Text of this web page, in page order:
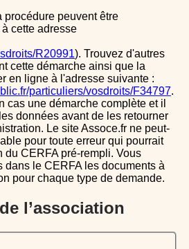
cette adresse
R20991). Trouvez d'autres
cette démarche ainsi que la
en ligne à l'adresse suivante :
particuliers/vosdroits/F34797.
cas une démarche complète et il
données avant de les retourner
Le site Assoce.fr ne peut-
pour toute erreur qui pourrait
CERFA pré-rempli. Vous
dans le CERFA les documents à
pour chaque type de demande.
l’association